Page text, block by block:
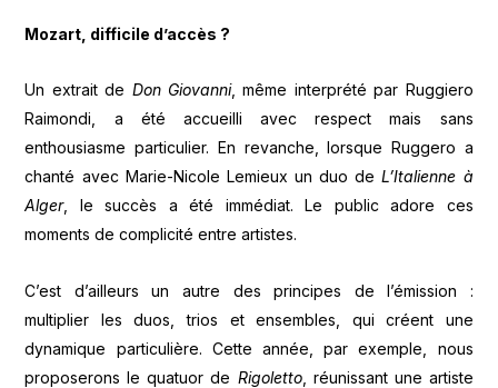
Mozart, difficile d’accès ?
Un extrait de Don Giovanni, même interprété par Ruggiero
Raimondi, a été accueilli avec respect mais sans
enthousiasme particulier. En revanche, lorsque Ruggero a
chanté avec Marie-Nicole Lemieux un duo deL’Italienne à
Alger, le succès a été immédiat. Le public adore ces
moments de complicité entre artistes.
C’est d’ailleurs un autre des principes de l’émission :
multiplier les duos, trios et ensembles, qui créent une
dynamique particulière. Cette année, par exemple, nous
proposerons le quatuor de Rigoletto, réunissant une artiste